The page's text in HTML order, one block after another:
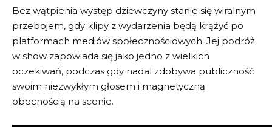
Bez wątpienia występ dziewczyny stanie się wiralnym
przebojem, gdy klipy z wydarzenia będą krążyć po
platformach mediów społecznościowych. Jej podróż
w show zapowiada się jako jedno z wielkich
oczekiwań, podczas gdy nadal zdobywa publiczność
swoim niezwykłym głosem i magnetyczną
obecnością na scenie.